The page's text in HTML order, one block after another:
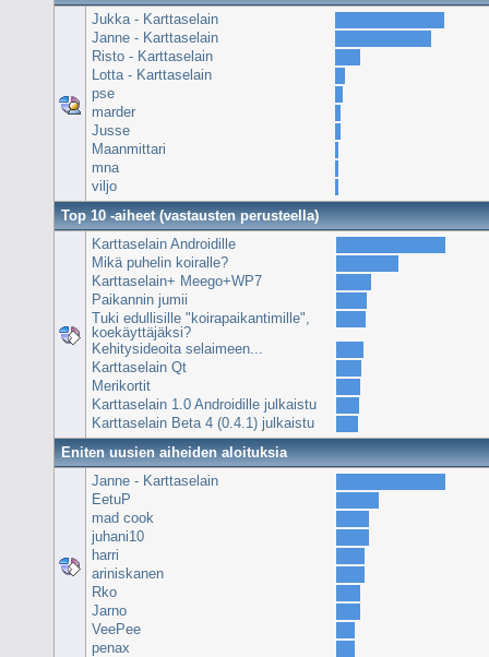
Jukka - Karttaselain
Janne - Karttaselain
Risto - Karttaselain
Lotta - Karttaselain
pse
marder
Jusse
Maanmittari
mna
viljo
Top 10 -aiheet (vastausten perusteella)
Karttaselain Androidille
Mikä puhelin koiralle?
Karttaselain+ Meego+WP7
Paikannin jumii
Tuki edullisille "koirapaikantimille",
koekäyttäjäksi?
Kehitysideoita selaimeen...
Karttaselain Qt
Merikortit
Karttaselain 1.0 Androidille julkaistu
Karttaselain Beta 4 (0.4.1) julkaistu
Eniten uusien aiheiden aloituksia
Janne - Karttaselain
EetuP
mad cook
juhani10
harri
ariniskanen
Rko
Jarno
VeePee
penax